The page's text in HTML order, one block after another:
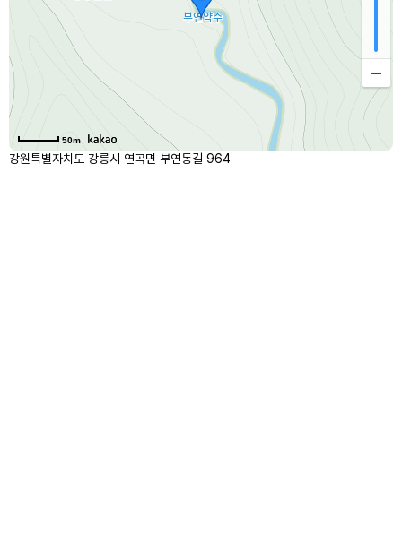
50m
강원특별자치도 강릉시 연곡면 부연동길 964